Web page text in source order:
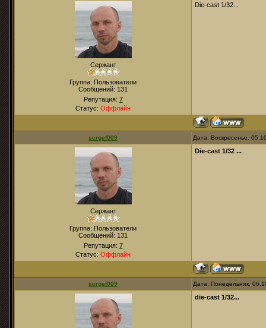
Сержант
Группа: Пользователи
Сообщений: 131
Репутация: 7
Статус: Оффлайн
Die-cast 1/32...
sergef009 Дата: Воскресенье,
Сержант
Группа: Пользователи
Сообщений: 131
Репутация: 7
Статус: Оффлайн
Die-cast 1/32 ...
sergef009 Дата: Понедельник,
die-cast 1/32...